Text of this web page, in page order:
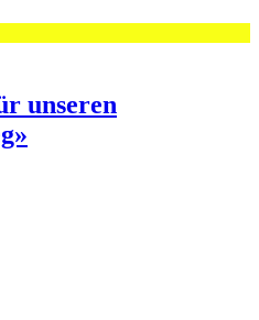
unseren